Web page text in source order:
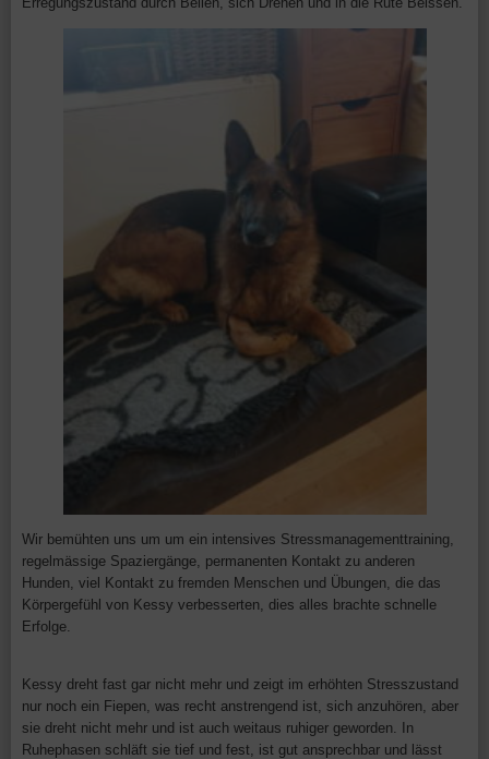
Wir bemühten uns um um ein intensives Stressmanagementtraining,
regelmässige Spaziergänge, permanenten Kontakt zu anderen
Hunden, viel Kontakt zu fremden Menschen und Übungen, die das
Körpergefühl von Kessy verbesserten, dies alles brachte schnelle
Erfolge.
Kessy dreht fast gar nicht mehr und zeigt im erhöhten Stresszustand
nur noch ein Fiepen, was recht anstrengend ist, sich anzuhören, aber
sie dreht nicht mehr und ist auch weitaus ruhiger geworden. In
Ruhephasen schläft sie tief und fest, ist gut ansprechbar und lässt